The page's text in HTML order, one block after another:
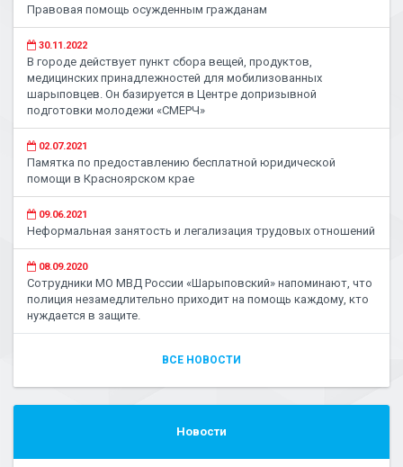
Правовая помощь осужденным гражданам
30.11.2022
В городе действует пункт сбора вещей, продуктов,
медицинских принадлежностей для мобилизованных
шарыповцев. Он базируется в Центре допризывной
подготовки молодежи «СМЕРЧ»
02.07.2021
Памятка по предоставлению бесплатной юридической
помощи в Красноярском крае
09.06.2021
Неформальная занятость и легализация трудовых отношений
08.09.2020
Сотрудники МО МВД России «Шарыповский» напоминают, что
полиция незамедлительно приходит на помощь каждому, кто
нуждается в защите.
ВСЕ НОВОСТИ
Новости